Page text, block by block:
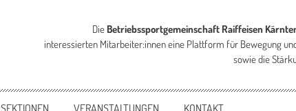
Die Betriebssportgemeinschaft Raiffeisen
interessierten Mitarbeiter:innen eine Plattform für Bewegung
sowie die
VERANSTALTUNGEN KONTAKT